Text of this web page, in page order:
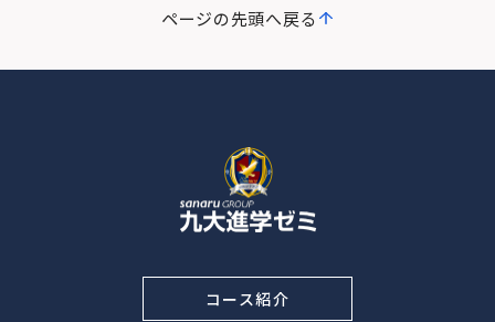
ページの先頭へ戻る
コース紹介